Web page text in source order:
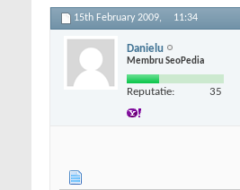
15th February 2009, 11:34
Danielu
Membru SeoPedia
Reputatie: 35